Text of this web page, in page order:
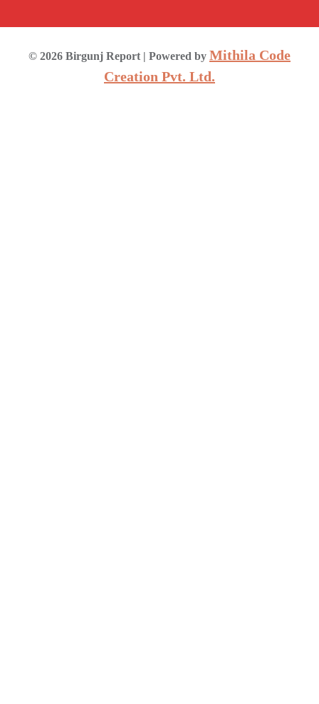
© 2026 Birgunj Report | Powered by Mithila Code
Creation Pvt. Ltd.